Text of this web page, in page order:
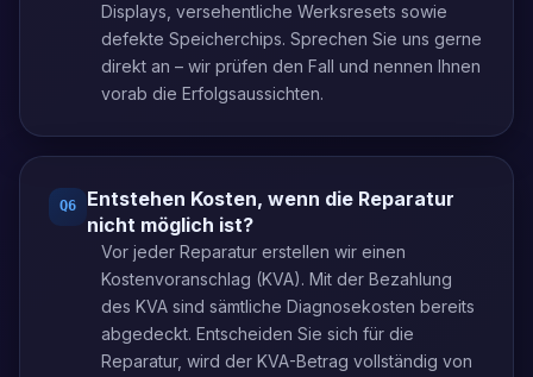
Displays, versehentliche Werksresets sowie
defekte Speicherchips. Sprechen Sie uns gerne
direkt an – wir prüfen den Fall und nennen Ihnen
vorab die Erfolgsaussichten.
Q6
Entstehen Kosten, wenn die Reparatur
nicht möglich ist?
Vor jeder Reparatur erstellen wir einen
Kostenvoranschlag (KVA). Mit der Bezahlung
des KVA sind sämtliche Diagnosekosten bereits
abgedeckt. Entscheiden Sie sich für die
Reparatur, wird der KVA-Betrag vollständig von